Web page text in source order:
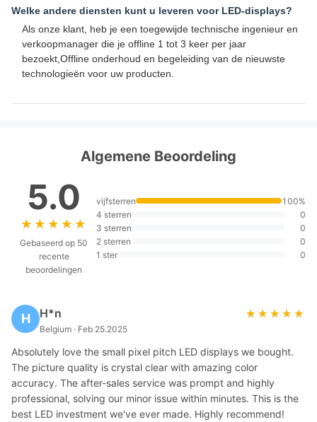
Welke andere diensten kunt u leveren voor LED-displays?
Als onze klant, heb je een toegewijde technische ingenieur en
verkoopmanager die je offline 1 tot 3 keer per jaar
bezoekt,Offline onderhoud en begeleiding van de nieuwste
technologieën voor uw producten.
Algemene Beoordeling
5.0
★★★★★
★★★★★
Gebaseerd op 50
recente
beoordelingen
vijfsterren
100%
4 sterren
0
3 sterren
0
2 sterren
0
1 ster
0
H H*n
Belgium · Feb 25.2025
★★★★★
★★★★★
Absolutely love the small pixel pitch LED displays we bought.
The picture quality is crystal clear with amazing color
accuracy. The after-sales service was prompt and highly
professional, solving our minor issue within minutes. This is the
best LED investment we've ever made. Highly recommend!